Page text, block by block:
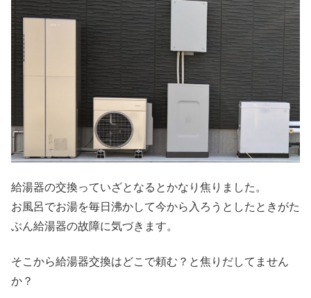
給湯器の交換っていざとなるとかなり焦りました。
お風呂でお湯を毎日沸かして今から入ろうとしたときがた
ぶん給湯器の故障に気づきます。
そこから給湯器交換はどこで頼む？と焦りだしてません
か？